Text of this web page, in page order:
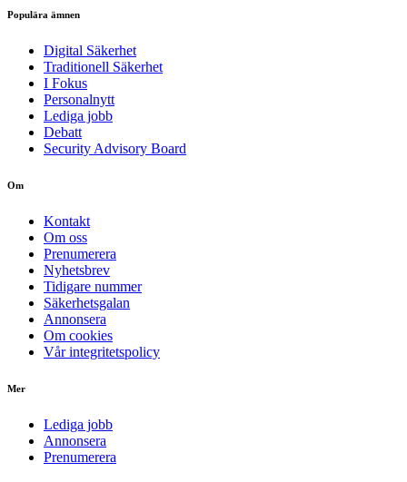
Populära ämnen
Digital Säkerhet
Traditionell Säkerhet
I Fokus
Personalnytt
Lediga jobb
Debatt
Security Advisory Board
Om
Kontakt
Om oss
Prenumerera
Nyhetsbrev
Tidigare nummer
Säkerhetsgalan
Annonsera
Om cookies
Vår integritetspolicy
Mer
Lediga jobb
Annonsera
Prenumerera